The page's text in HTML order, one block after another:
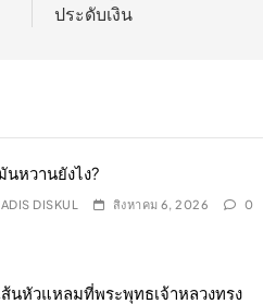
ประดับเงิน
นหวานยังไง?
DISKUL สิงหาคม 6, 2026 0
ส้นหัวแหลมที่พระพุทธเจ้าหลวงทรง